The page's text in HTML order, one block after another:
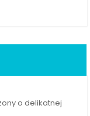
o delikatnej